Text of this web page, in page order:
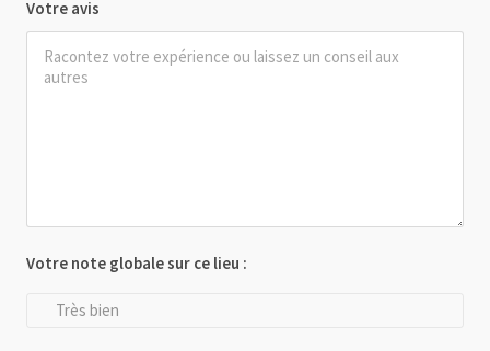
Votre avis
Votre note globale sur ce lieu :
Très bien